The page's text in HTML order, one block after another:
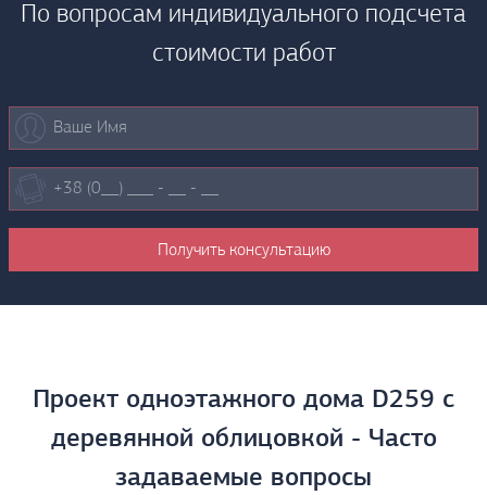
По вопросам индивидуального подсчета
стоимости работ
Проект одноэтажного дома D259 с
деревянной облицовкой - Часто
задаваемые вопросы